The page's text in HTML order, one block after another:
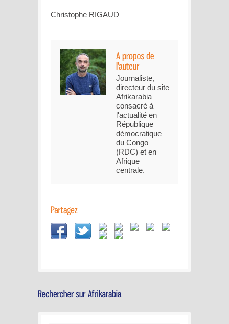
Christophe RIGAUD
Journaliste,
directeur du site
Afrikarabia
consacré à
l'actualité en
République
démocratique
du Congo
(RDC) et en
Afrique
centrale.